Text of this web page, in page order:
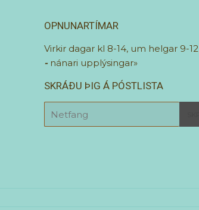
OPNUNARTÍMAR
Virkir dagar kl 8-14, um helgar 9-12
- nánari upplýsingar»
SKRÁÐU ÞIG Á PÓSTLISTA